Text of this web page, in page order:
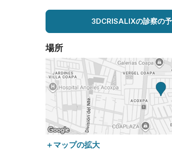
3DCRISALIXの診察の
場所
＋マップの拡大